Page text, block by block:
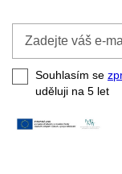
e-
mail
Souhlasím se
uděluji na 5 let